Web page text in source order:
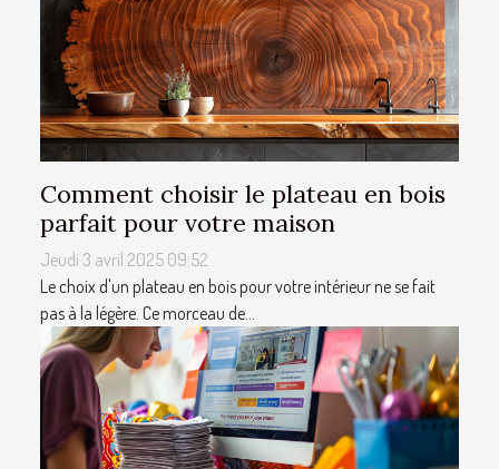
Comment choisir le plateau en bois
parfait pour votre maison
Jeudi 3 avril 2025 09:52
Le choix d'un plateau en bois pour votre intérieur ne se fait
pas à la légère. Ce morceau de...